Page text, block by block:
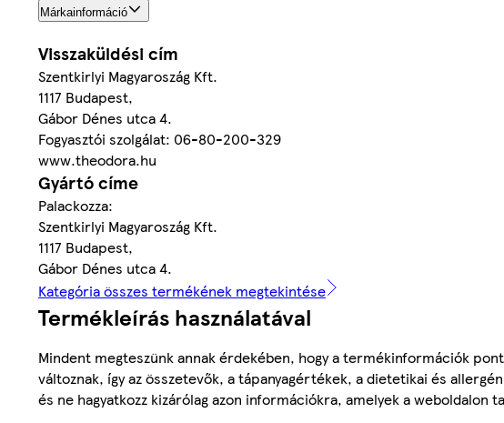
Márkainformáció
Visszaküldési cím
Szentkirlyi Magyaroszág Kft.
1117 Budapest,
Gábor Dénes utca 4.
Fogyasztói szolgálat: 06-80-200-329
www.theodora.hu
Gyártó címe
Palackozza:
Szentkirlyi Magyaroszág Kft.
1117 Budapest,
Gábor Dénes utca 4.
Kategória összes termékének megtekintése
Termékleírás használatával
Mindent megteszünk annak érdekében, hogy a termékinformációk
változnak, így az összetevők, a tápanyagértékek, a dietetikai és
és ne hagyatkozz kizárólag azon információkra, amelyek a weboldalon